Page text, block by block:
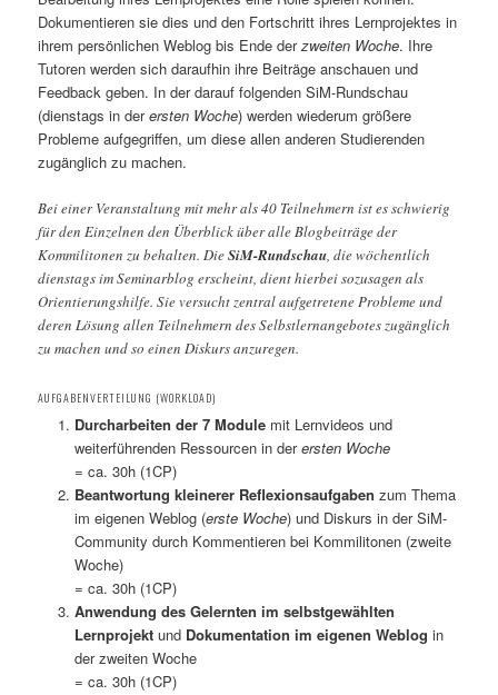
Dokumentieren sie dies und den Fortschritt ihres Lernprojektes in
ihrem persönlichen Weblog bis Ende derzweiten Woche. Ihre
Tutoren werden sich daraufhin ihre Beiträge anschauen und
Feedback geben. In der darauf folgenden SiM-Rundschau
(dienstags in derersten Woche) werden wiederum größere
Probleme aufgegriffen, um diese allen anderen Studierenden
zugänglich zu machen.
Bei einer Veranstaltung mit mehr als 40 Teilnehmern ist es schwierig
für den Einzelnen den Überblick über alle Blogbeiträge der
Kommilitonen zu behalten. DieSiM-Rundschau, die wöchentlich
dienstags im Seminarblog erscheint, dient hierbei sozusagen als
Orientierungshilfe. Sie versucht zentral aufgetretene Probleme und
deren Lösung allen Teilnehmern des Selbstlernangebotes zugänglich
zu machen und so einen Diskurs anzuregen.
AUFGABENVERTEILUNG (WORKLOAD)
Durcharbeiten der 7 Modulemit Lernvideos und
weiterführenden Ressourcen in derersten Woche
= ca. 30h (1CP)
Beantwortung kleinerer Reflexionsaufgaben zum Thema
im eigenen Weblog (erste Woche) und Diskurs in der SiM-
Community durch Kommentieren bei Kommilitonen (zweite
Woche)
= ca. 30h (1CP)
Anwendung des Gelernten im selbstgewählten
Lernprojektund Dokumentation im eigenen Weblog in
der zweiten Woche
= ca. 30h (1CP)